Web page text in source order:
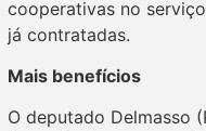
cooperativas no
já contratadas.
Mais benefícios
O deputado Delmasso